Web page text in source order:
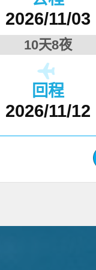
2026/11/03
10天8夜
回程
2026/11/12